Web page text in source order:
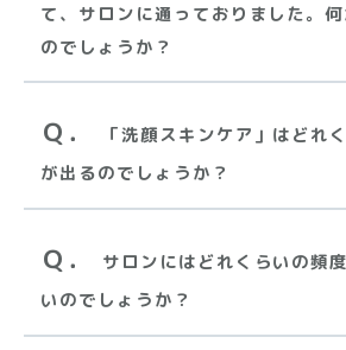
て、サロンに通っておりました。
のでしょうか？
Ｑ．
「洗顔スキンケア」はどれ
が出るのでしょうか？
Ｑ．
サロンにはどれくらいの頻
いのでしょうか？